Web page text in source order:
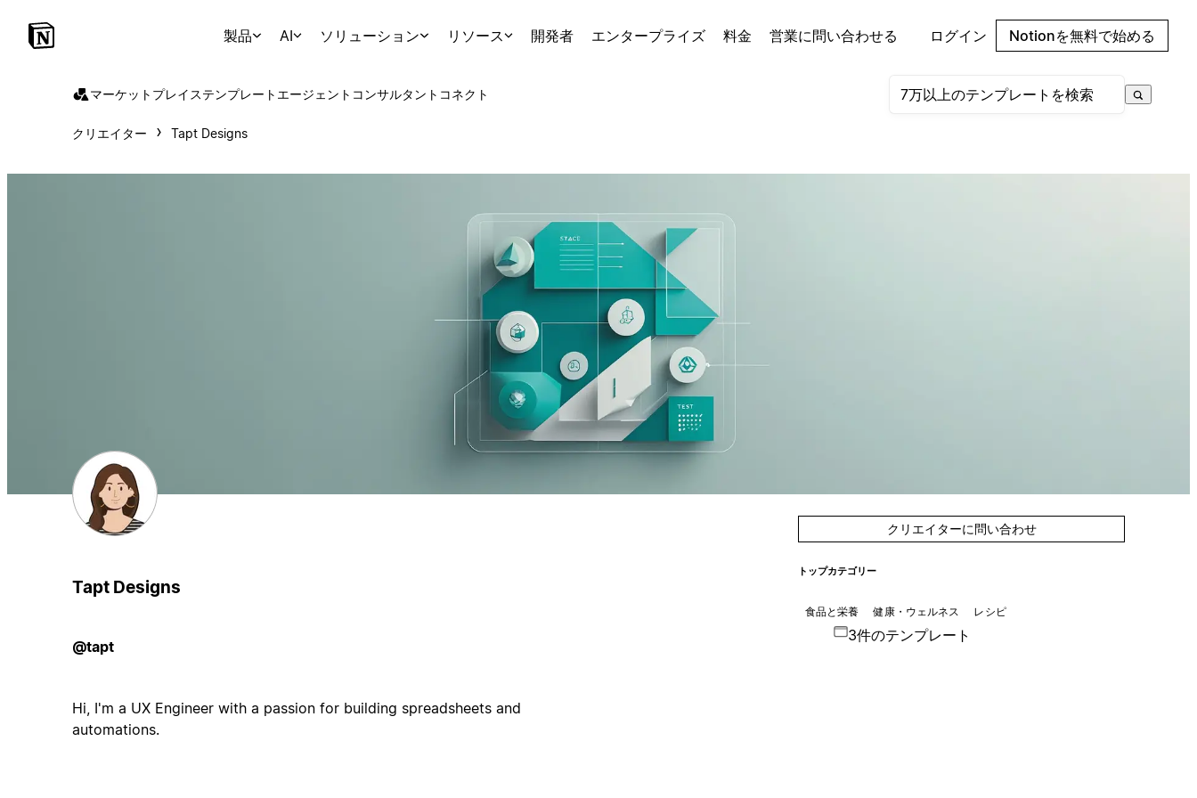
製品 AI ソリューション リソース 開発者 エンタープライズ 料金 営業に問い合わせる ログイン Notionを無料で始める
マーケットプレイステンプレート エージェント コンサルタント コネクト
クリエイター Tapt Designs
Tapt Designs
@tapt
Hi, I'm a UX Engineer with a passion for building spreadsheets and
automations.
クリエイターに問い合わせ
トップカテゴリー
食品と栄養 健康・ウェルネス レシピ
3件のテンプレート